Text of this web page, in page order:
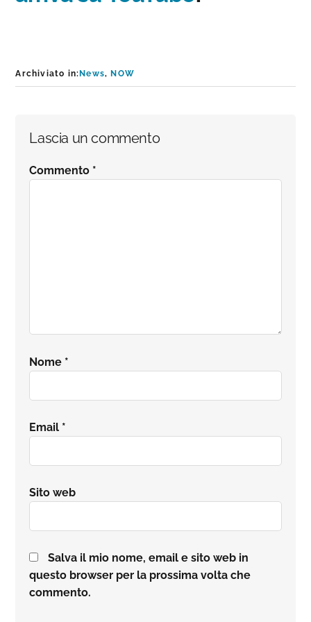
Archiviato in: News, NOW
Interazioni
del
Lascia un commento
Commento *
Nome *
Email *
Sito web
Salva il mio nome, email e sito web in
questo browser per la prossima volta che
commento.